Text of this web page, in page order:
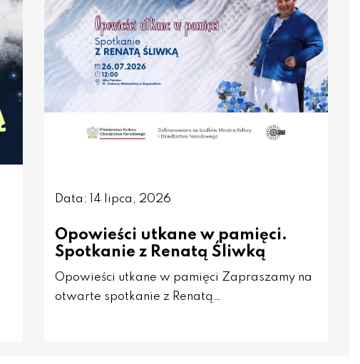
Data: 14 lipca, 2026
Opowieści utkane w pamięci.
Spotkanie z Renatą Śliwką
Opowieści utkane w pamięci Zapraszamy na
otwarte spotkanie z Renatą…